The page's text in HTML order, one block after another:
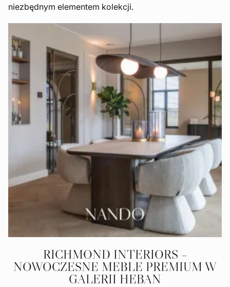
niezbędnym elementem kolekcji.
RICHMOND INTERIORS –
NOWOCZESNE MEBLE PREMIUM W
GALERII HEBAN